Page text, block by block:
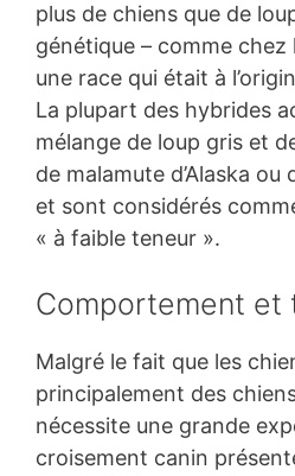
plus de chiens que de
génétique – comme chez
une race qui était à
La plupart des hybrides
mélange de loup gris et
de malamute d’Alaska
et sont considérés
« à faible teneur ».
Comportement et
Malgré le fait que les
principalement des
nécessite une grande
croisement canin